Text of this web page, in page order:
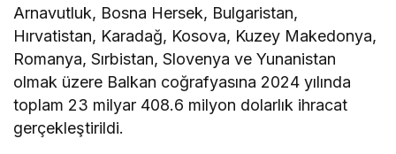
Arnavutluk, Bosna Hersek, Bulgaristan,
Hırvatistan, Karadağ, Kosova, Kuzey Makedonya,
Romanya, Sırbistan, Slovenya ve Yunanistan
olmak üzere Balkan coğrafyasına 2024 yılında
toplam 23 milyar 408.6 milyon dolarlık ihracat
gerçekleştirildi.